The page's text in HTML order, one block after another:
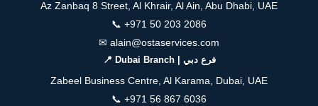
Az Zanbaq 8 Street, Al Khrair, Al Ain, Abu Dhabi, UAE
📞 +971 50 203 2086
✉ alain@ostaservices.com
📍 Dubai Branch | فرع دبي
Zabeel Business Centre, Al Karama, Dubai, UAE
📞 +971 56 867 6036